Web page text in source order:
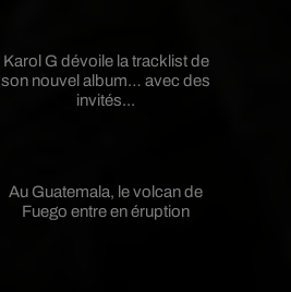
Karol G dévoile la tracklist de
son nouvel album… avec des
invités...
Au Guatemala, le volcan de
Fuego entre en éruption